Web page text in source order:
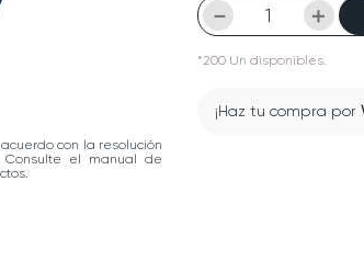
con la resolución
el manual de
＋
－
*200 Un disponibles.
¡Haz tu compra por